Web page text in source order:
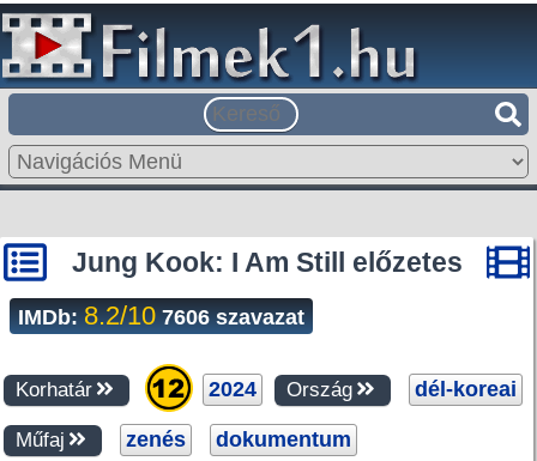
Jung Kook: I Am Still előzetes
IMDb: 8.2/10 7606 szavazat
Korhatár 2024 Ország dél-koreai
Műfaj zenés
dokumentum